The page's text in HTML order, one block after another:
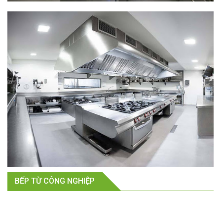
BẾP TỪ CÔNG NGHIỆP